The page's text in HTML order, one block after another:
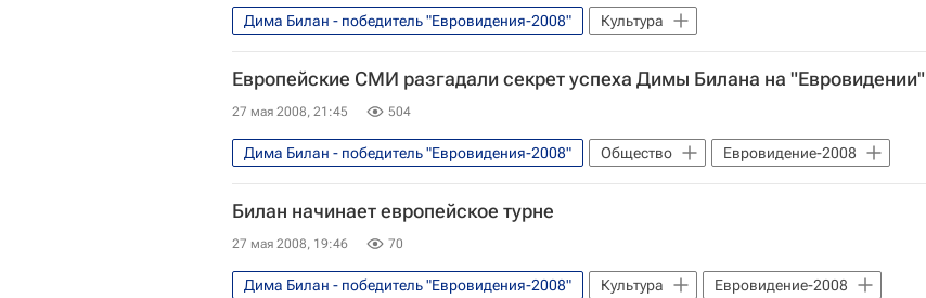
Дима Билан - победитель "Евровидения-2008" Культура
Европейские СМИ разгадали секрет успеха Димы Билана на "Евровидении"
27 мая 2008, 21:45 504
Дима Билан - победитель "Евровидения-2008" Общество Евровидение-2008
Билан начинает европейское турне
27 мая 2008, 19:46 70
Дима Билан - победитель "Евровидения-2008" Культура Евровидение-2008